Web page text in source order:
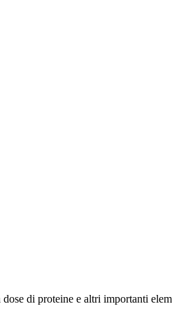
di proteine e altri importanti